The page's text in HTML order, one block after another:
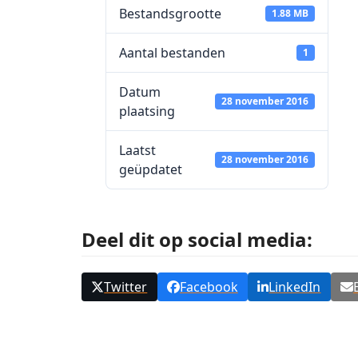
Bestandsgrootte 1.88 MB
Aantal bestanden 1
Datum
plaatsing
28 november 2016
Laatst
geüpdatet
28 november 2016
Deel dit op social media:
Twitter Facebook LinkedIn